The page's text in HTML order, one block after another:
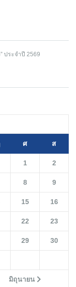
ประจำปี 2569
ศ ส
มิถุนายน
1 2
8 9
15 16
22 23
29 30